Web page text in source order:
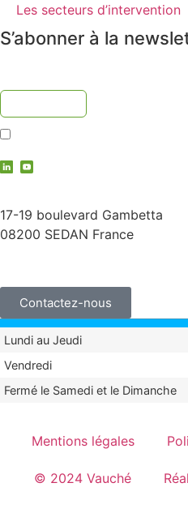
Les secteurs d’intervention
S’abonner à la
17-19 boulevard Gambetta
08200 SEDAN France
Contactez-nous
Lundi au Jeudi
Vendredi
Fermé le Samedi et le Dimanche
Mentions légales
© 2024 Vauché